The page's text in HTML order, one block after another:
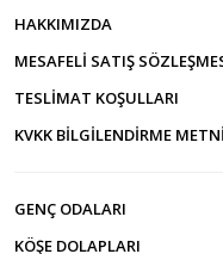
HAKKIMIZDA
MESAFELI SATIŞ
TESLIMAT KOŞULLARI
KVKK BILGILENDIRME METNI
GENÇ ODALARI
KÖŞE DOLAPLARI